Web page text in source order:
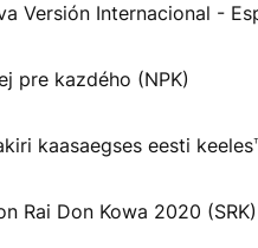
Versión Internacional -
pre kazdého (NPK)
kaasaegses eesti
Rai Don Kowa 2020 (SRK)